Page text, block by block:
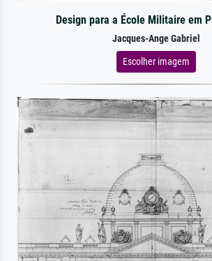
Design para a École Militaire em
Jacques-Ange Gabriel
Escolher imagem